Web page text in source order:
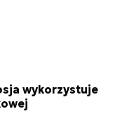
wykorzystuje